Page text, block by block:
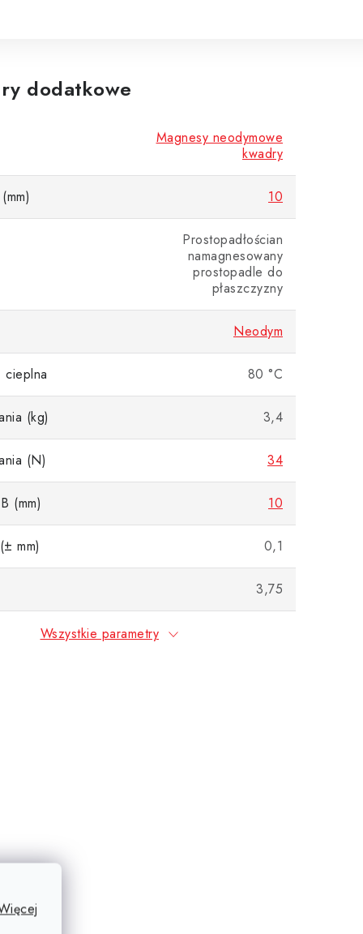
dodatkowe
Magnesy neodymowe
kwadry
10
Prostopadłościan
namagnesowany
prostopadle do
płaszczyzny
Neodym
cieplna 80 °C
(kg) 3,4
(N) 34
(mm) 10
mm) 0,1
3,75
Wszystkie parametry